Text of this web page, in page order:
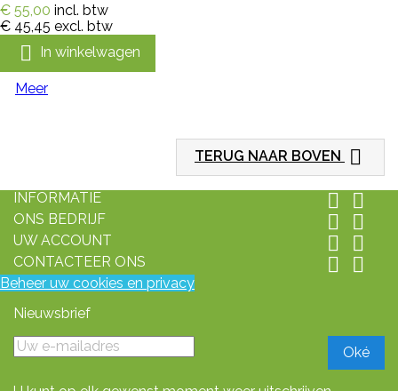
€ 55,00 incl. btw
€ 45,45 excl. btw
 In winkelwagen
Meer
TERUG NAAR BOVEN 
INFORMATIE  
ONS BEDRIJF  
UW ACCOUNT  
CONTACTEER ONS  
Beheer uw cookies en privacy
Nieuwsbrief